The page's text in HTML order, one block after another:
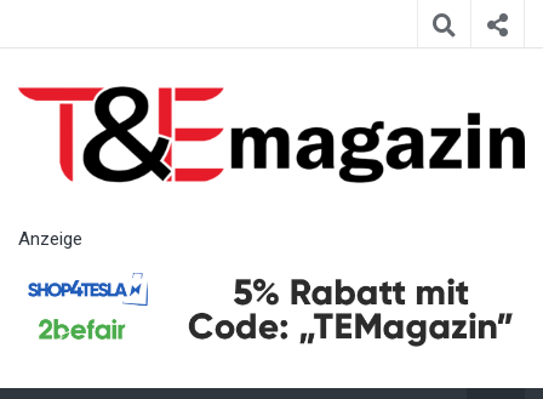
– Tesla, E-
Mobilität,
Anzeige